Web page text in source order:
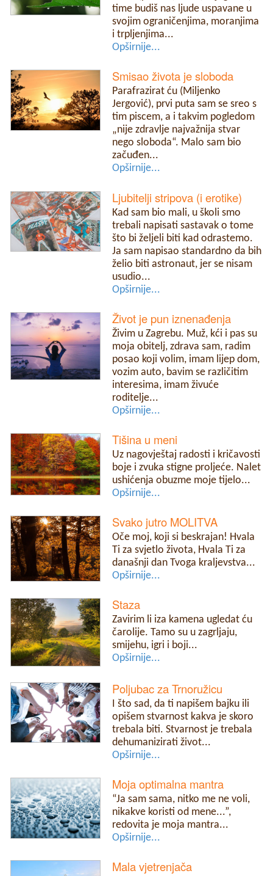
time budiš nas ljude uspavane u
svojim ograničenjima, moranjima
i trpljenjima...
Opširnije...
Smisao života je sloboda
Parafrazirat ću (Miljenko
Jergović), prvi puta sam se sreo s
tim piscem, a i takvim pogledom
„nije zdravlje najvažnija stvar
nego sloboda“. Malo sam bio
začuđen...
Opširnije...
Ljubitelji stripova (i erotike)
Kad sam bio mali, u školi smo
trebali napisati sastavak o tome
što bi željeli biti kad odrastemo.
Ja sam napisao standardno da bih
želio biti astronaut, jer se nisam
usudio...
Opširnije...
Život je pun iznenađenja
Živim u Zagrebu. Muž, kći i pas su
moja obitelj, zdrava sam, radim
posao koji volim, imam lijep dom,
vozim auto, bavim se različitim
interesima, imam živuće
roditelje...
Opširnije...
Tišina u meni
Uz nagovještaj radosti i kričavosti
boje i zvuka stigne proljeće. Nalet
ushićenja obuzme moje tijelo...
Opširnije...
Svako jutro MOLITVA
Oče moj, koji si beskrajan! Hvala
Ti za svjetlo života, Hvala Ti za
današnji dan Tvoga kraljevstva...
Opširnije...
Staza
Zavirim li iza kamena ugledat ću
čarolije. Tamo su u zagrljaju,
smijehu, igri i boji...
Opširnije...
Poljubac za Trnoružicu
I što sad, da ti napišem bajku ili
opišem stvarnost kakva je skoro
trebala biti. Stvarnost je trebala
dehumanizirati život...
Opširnije...
Moja optimalna mantra
“Ja sam sama, nitko me ne voli,
nikakve koristi od mene...”,
redovita je moja mantra...
Opširnije...
Mala vjetrenjača